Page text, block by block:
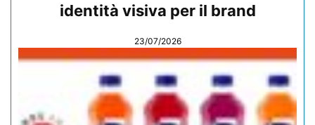
identità visiva per il brand
23/07/2026